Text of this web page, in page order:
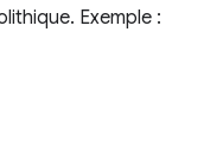
Exemple :